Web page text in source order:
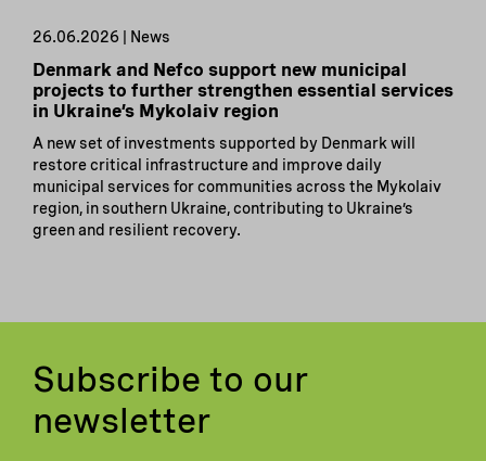
26.06.2026 | News
Denmark and Nefco support new municipal
projects to further strengthen essential services
in Ukraine’s Mykolaiv region
A new set of investments supported by Denmark will
restore critical infrastructure and improve daily
municipal services for communities across the Mykolaiv
region, in southern Ukraine, contributing to Ukraine’s
green and resilient recovery.
Subscribe to our
newsletter